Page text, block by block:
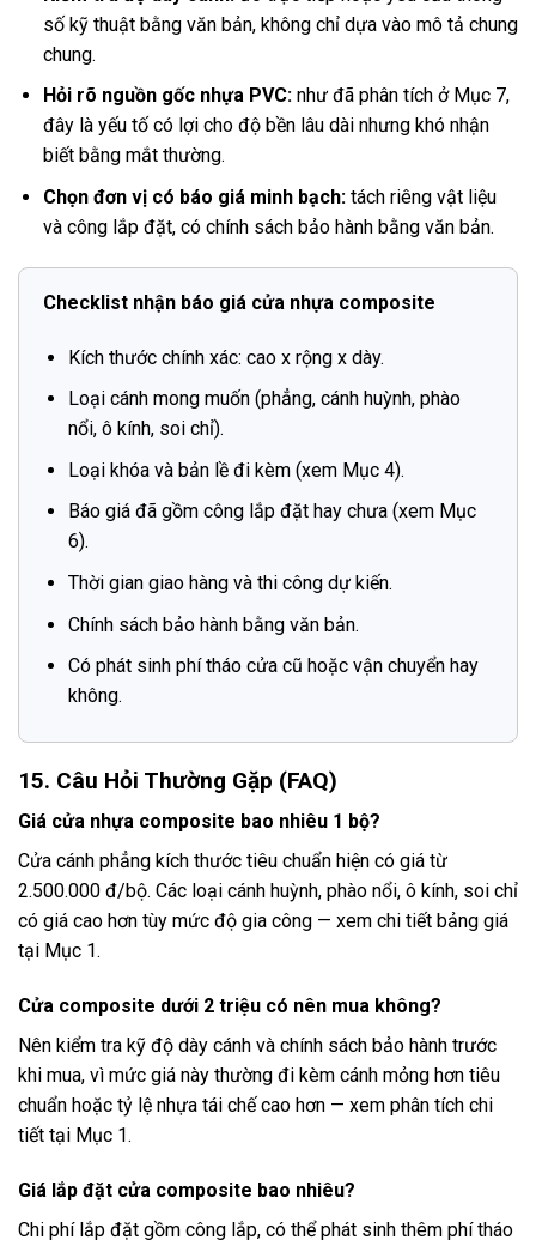
số kỹ thuật bằng văn bản, không chỉ dựa vào mô tả chung
chung.
Hỏi rõ nguồn gốc nhựa PVC:như đã phân tích ở Mục 7,
đây là yếu tố có lợi cho độ bền lâu dài nhưng khó nhận
biết bằng mắt thường.
Chọn đơn vị có báo giá minh bạch:tách riêng vật liệu
và công lắp đặt, có chính sách bảo hành bằng văn bản.
Checklist nhận báo giá cửa nhựa composite
Kích thước chính xác: cao x rộng x dày.
Loại cánh mong muốn (phẳng, cánh huỳnh, phào
nổi, ô kính, soi chỉ).
Loại khóa và bản lề đi kèm (xem Mục 4).
Báo giá đã gồm công lắp đặt hay chưa (xem Mục
6).
Thời gian giao hàng và thi công dự kiến.
Chính sách bảo hành bằng văn bản.
Có phát sinh phí tháo cửa cũ hoặc vận chuyển hay
không.
15. Câu Hỏi Thường Gặp (FAQ)
Giá cửa nhựa composite bao nhiêu 1 bộ?
Cửa cánh phẳng kích thước tiêu chuẩn hiện có giá từ
2.500.000 đ/bộ. Các loại cánh huỳnh, phào nổi, ô kính, soi chỉ
có giá cao hơn tùy mức độ gia công — xem chi tiết bảng giá
tại Mục 1.
Cửa composite dưới 2 triệu có nên mua không?
Nên kiểm tra kỹ độ dày cánh và chính sách bảo hành trước
khi mua, vì mức giá này thường đi kèm cánh mỏng hơn tiêu
chuẩn hoặc tỷ lệ nhựa tái chế cao hơn — xem phân tích chi
tiết tại Mục 1.
Giá lắp đặt cửa composite bao nhiêu?
Chi phí lắp đặt gồm công lắp, có thể phát sinh thêm phí tháo